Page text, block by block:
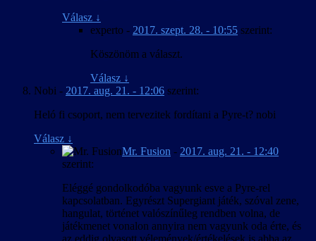
Válasz ↓
experto - 2017. szept. 28. - 10:55 szerint:
Köszönöm a választ.
Válasz ↓
Nobi - 2017. aug. 21. - 12:06 szerint:
Heló fi csoport, nem tervezitek fordítani a Pyre-t? nobi
Válasz ↓
Mr. Fusion - 2017. aug. 21. - 12:40
szerint:
Eléggé gondolkodóba vagyunk esve a Pyre-rel
kapcsolatban. Egyrészt Supergiant játék, szóval zene,
hangulat, történet valószínűleg rendben volna, de
játékmenet vonalon annyira nem vagyunk oda érte, és
az eddig olvasott vélemények/értékelések is abba az